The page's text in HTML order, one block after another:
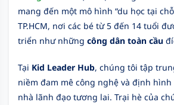
mang đến một mô hình “du học tại
TP.HCM, nơi các bé từ 5 đến 14 tuổi
triển như những công dân toàn cầu
Tại Kid Leader Hub, chúng tôi tập
niềm đam mê công nghệ và định
nhà lãnh đạo tương lai. Trại hè của